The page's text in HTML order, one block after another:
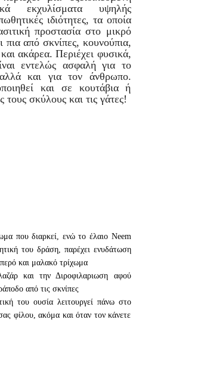
εκχυλίσματα υψηλής
ιδιότητες, τα οποία
προστασία στο μικρό
πια από σκνίπες, κουνούπια,
ακάρεα. Περιέχει φυσικά,
εντελώς ασφαλή για το
και για τον άνθρωπο.
και σε κουτάβια ή
σκύλους και τις γάτες!
που διαρκεί, ενώ το έλαιο Νeem
του δράση, παρέχει ενυδάτωση
και μαλακό τρίχωμα
και την Διροφιλαριωση αφού
από τις σκνίπες
του ουσία λειτουργεί πάνω στο
φίλου, ακόμα και όταν τον κάνετε